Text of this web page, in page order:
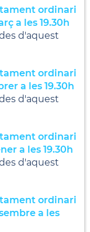
ordinari
a les 19.30h
d'aquest
ordinari
a les 19.30h
d'aquest
ordinari
a les 19.30h
d'aquest
ordinari
a les